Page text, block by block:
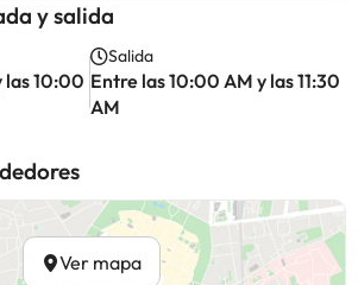
y salida
las 10:00
Salida
Entre las 10:00 AM y las 11:30
AM
Ver mapa